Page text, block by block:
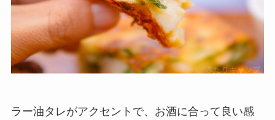
ラー油タレがアクセントで、お酒に合って良い感